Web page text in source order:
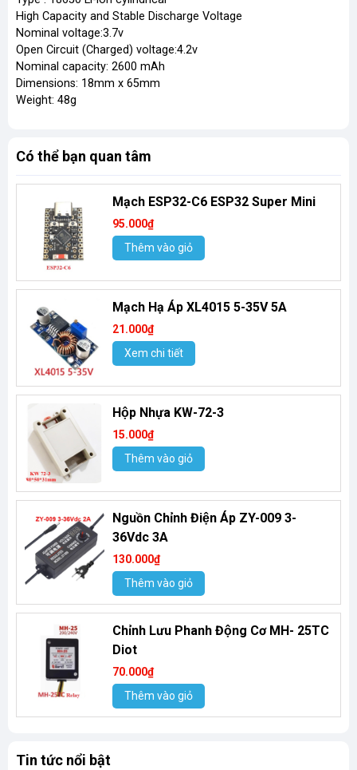
High Capacity and Stable Discharge Voltage
Nominal voltage:3.7v
Open Circuit (Charged) voltage:4.2v
Nominal capacity: 2600 mAh
Dimensions: 18mm x 65mm
Weight: 48g
Có thể bạn quan tâm
Mạch ESP32-C6 ESP32 Super Mini
95.000₫
Thêm vào giỏ
Mạch Hạ Áp XL4015 5-35V 5A
21.000₫
Xem chi tiết
Hộp Nhựa KW-72-3
15.000₫
Thêm vào giỏ
Nguồn Chỉnh Điện Áp ZY-009 3-
36Vdc 3A
130.000₫
Thêm vào giỏ
Chỉnh Lưu Phanh Động Cơ MH- 25TC
Diot
70.000₫
Thêm vào giỏ
Tin tức nổi bật